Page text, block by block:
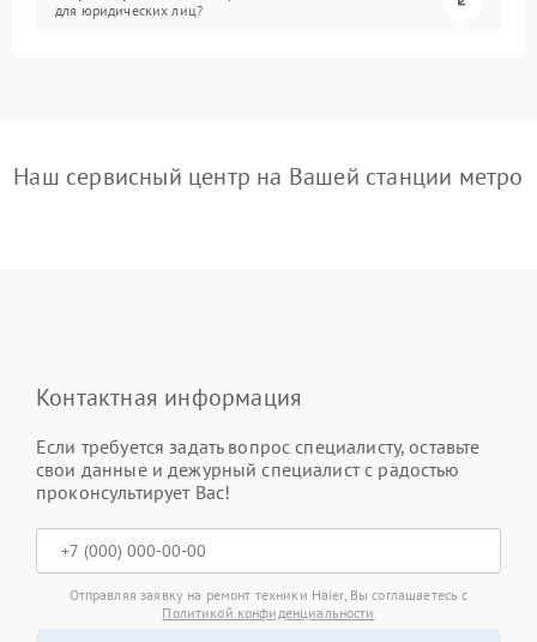
для юридических лиц?
Наш сервисный центр на Вашей станции метро
Контактная информация
Если требуется задать вопрос специалисту, оставьте
свои данные и дежурный специалист с радостью
проконсультирует Вас!
Отправляя заявку на ремонт техники Haier, Вы соглашаетесь с
Политикой конфиденциальности